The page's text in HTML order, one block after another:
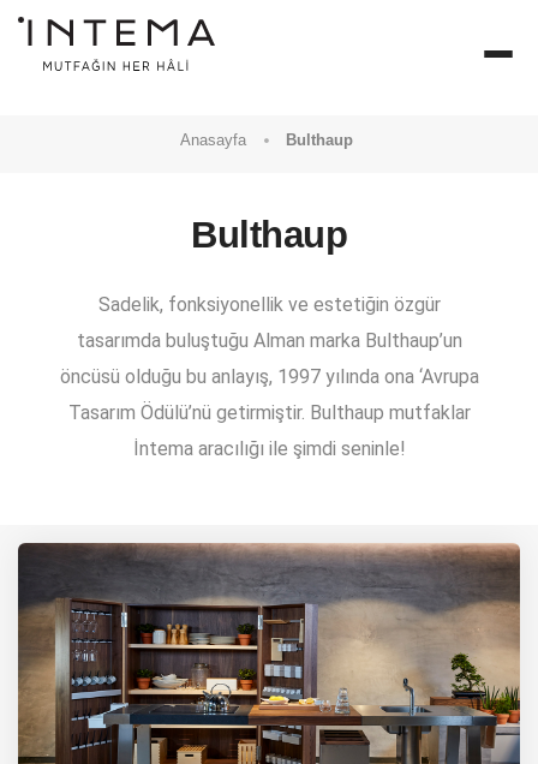
KAMPANYALAR
SATIŞ NOKTALARIMIZ
0850 311 70 70
Anasayfa Bulthaup
Bulthaup
Sadelik, fonksiyonellik ve estetiğin özgür
tasarımda buluştuğu Alman marka Bulthaup’un
öncüsü olduğu bu anlayış, 1997 yılında ona ‘Avrupa
Tasarım Ödülü’nü getirmiştir. Bulthaup mutfaklar
İntema aracılığı ile şimdi seninle!